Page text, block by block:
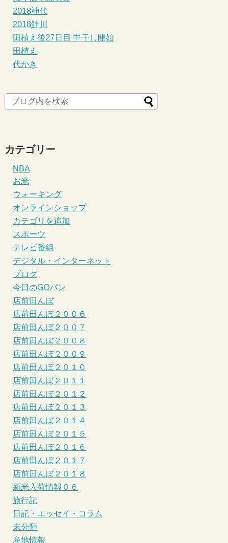
2018神代
2018鮭川
田植え後27日目 中干し開始
田植え
代かき
カテゴリー
NBA
お米
ウォーキング
オンラインショップ
カテゴリを追加
スポーツ
テレビ番組
デジタル・インターネット
ブログ
今日のGOパン
店前田んぼ
店前田んぼ２００６
店前田んぼ２００７
店前田んぼ２００８
店前田んぼ２００９
店前田んぼ２０１０
店前田んぼ２０１１
店前田んぼ２０１２
店前田んぼ２０１３
店前田んぼ２０１４
店前田んぼ２０１５
店前田んぼ２０１６
店前田んぼ２０１７
店前田んぼ２０１８
新米入荷情報０６
旅行記
日記・エッセイ・コラム
未分類
産地情報